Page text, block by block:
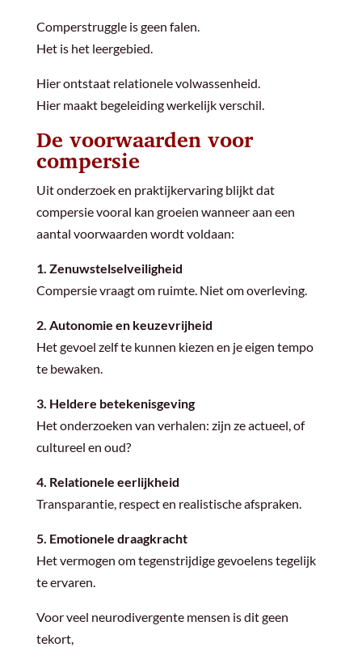
Comperstruggle is geen falen.
Het is het leergebied.
Hier ontstaat relationele volwassenheid.
Hier maakt begeleiding werkelijk verschil.
De voorwaarden voor
compersie
Uit onderzoek en praktijkervaring blijkt dat
compersie vooral kan groeien wanneer aan een
aantal voorwaarden wordt voldaan:
1. Zenuwstelselveiligheid
Compersie vraagt om ruimte. Niet om overleving.
2. Autonomie en keuzevrijheid
Het gevoel zelf te kunnen kiezen en je eigen tempo
te bewaken.
3. Heldere betekenisgeving
Het onderzoeken van verhalen: zijn ze actueel, of
cultureel en oud?
4. Relationele eerlijkheid
Transparantie, respect en realistische afspraken.
5. Emotionele draagkracht
Het vermogen om tegenstrijdige gevoelens tegelijk
te ervaren.
Voor veel neurodivergente mensen is dit geen
tekort,